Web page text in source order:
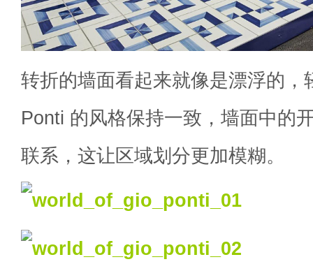
转折的墙面看起来就像是漂浮的，
Ponti 的风格保持一致，墙面中的
联系，这让区域划分更加模糊。